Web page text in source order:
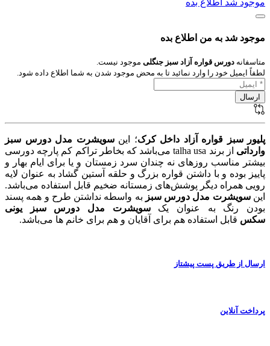
موجود شد اطلاع بده
موجود شد به من اطلاع بده
متاسفانه دورس قواره آزاد سبز جنگلی موجود نیست.
لطفاً ایمیل خود را وارد نمائید تا به محض موجود شدن به شما اطلاع داده شود.
پلیور سبز قواره آزاد داخل کرک؛ اینسویشرت مدل دورس سبز
وارداتی
از برند talha usa می‌باشد که بخاطر تراکم کم پارچه دورسی
بیشتر مناسب روزهای نه چندان سرد زمستان و یا برای ایام بهار و
پاییز بوده و با داشتن قواره بزرگ و حلقه آستین گشاد به عنوان لایه
رویی همراه دیگر پوشش‌های زمستانه ضخیم قابل استفاده می‌باشد.
اینسویشرت مدل دورس سبز به واسطه نداشتن طرح و همه پسند
بودن رنگ به عنوان یکسویشرت مدل دورس سبز یونی
سکس قابل استفاده هم برای آقایان و هم برای خانم ها می‌باشد.
ارسال از طریق پست پیشتاز
پرداخت آنلاین